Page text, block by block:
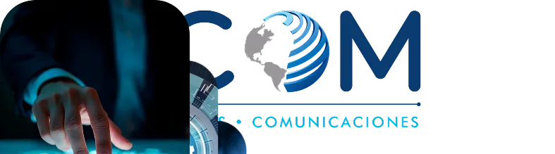
Inicio Quiénes somos Soluciones Contáctanos